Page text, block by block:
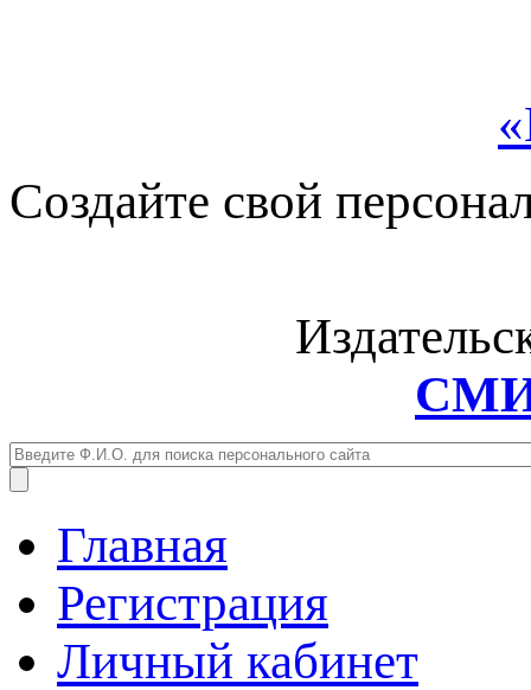
Создайте свой
Главная
Регистрация
Личный кабинет